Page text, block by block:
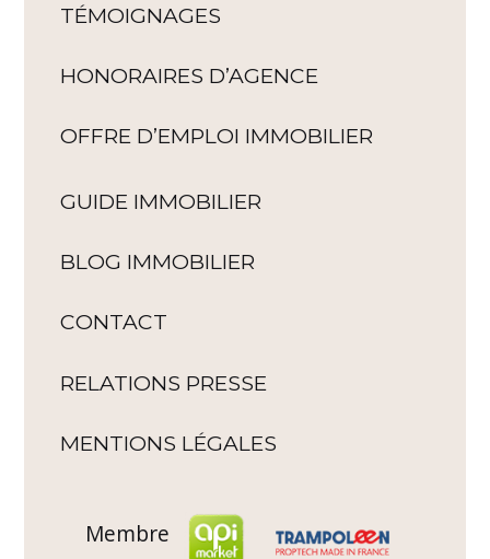
TÉMOIGNAGES
HONORAIRES D’AGENCE
OFFRE D’EMPLOI IMMOBILIER
GUIDE IMMOBILIER
BLOG IMMOBILIER
CONTACT
RELATIONS PRESSE
MENTIONS LÉGALES
Membre